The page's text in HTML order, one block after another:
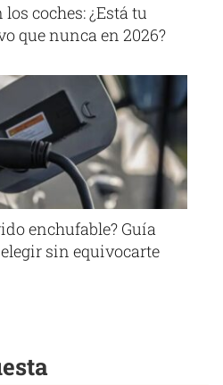
coches: ¿Está tu
que nunca en 2026?
enchufable? Guía
sin equivocarte